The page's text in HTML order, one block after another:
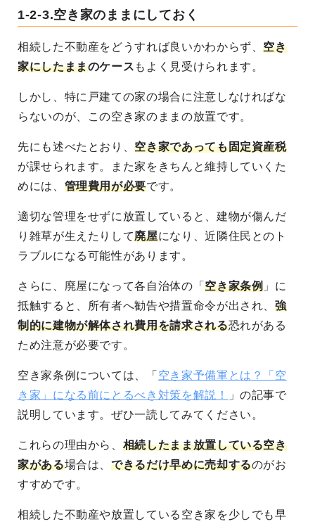
1-2-3.空き家のままにしておく
相続した不動産をどうすれば良いかわからず、空き
家にしたままのケース もよく見受けられます。
しかし、特に戸建ての家の場合に注意しなければな
らないのが、この空き家のままの放置です。
先にも述べたとおり、空き家であっても固定資産税
が課せられます。また家をきちんと維持していくた
めには、 管理費用が必要です。
適切な管理をせずに放置していると、建物が傷んだ
り雑草が生えたりして廃屋になり、近隣住民とのト
ラブルになる可能性があります。
さらに、廃屋になって各自治体の「空き家条例 」に
抵触すると、
所有者へ勧告や措置命令が出され、強
制的に建物が解体され費用を請求される恐れがある
ため注意が必要です。
空き家条例については、「 空き家予備軍とは？「空
き家」になる前にとるべき対策を解説！
」の記事で
説明しています。ぜひ一読してみてください。
これらの理由から、 相続したまま放置している空き
家がある場合は、できるだけ早めに売却するのがお
すすめです。
相続した不動産や放置している空き家を少しでも早